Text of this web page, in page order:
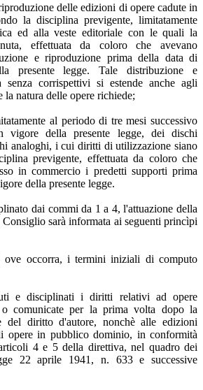
delle edizioni di opere cadute in
la disciplina previgente, limitatamente
ed alla veste editoriale con le quali la
effettuata da coloro che avevano
e riproduzione prima della data di
presente legge. Tale distribuzione e
senza corrispettivi si estende anche agli
natura delle opere richiede;
al periodo di tre mesi successivo
vigore della presente legge, dei dischi
analoghi, i cui diritti di utilizzazione siano
previgente, effettuata da coloro che
in commercio i predetti supporti prima
della presente legge.
dai commi da 1 a 4, l'attuazione della
sarà informata ai seguenti princìpi
ove occorra, i termini iniziali di computo
e disciplinati i diritti relativi ad opere
o comunicate per la prima volta dopo la
del diritto d'autore, nonchè alle edizioni
opere in pubblico dominio, in conformità
4 e 5 della direttiva, nel quadro dei
22 aprile 1941, n. 633 e successive